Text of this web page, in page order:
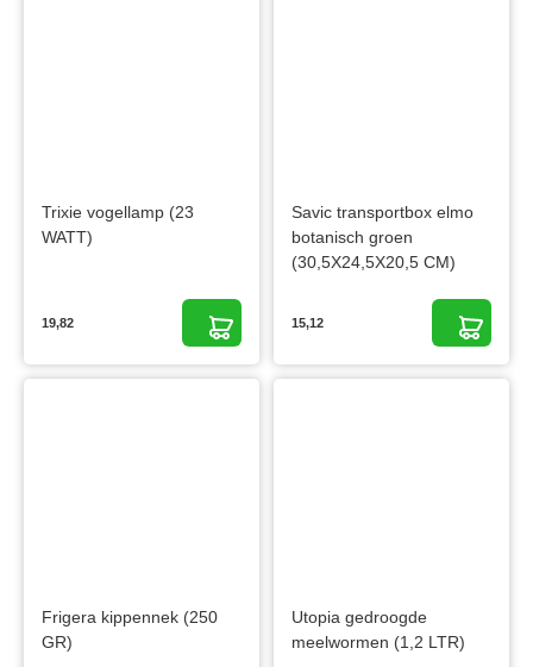
Trixie vogellamp (23
WATT)
19,82
Savic transportbox elmo
botanisch groen
(30,5X24,5X20,5 CM)
15,12
Frigera kippennek (250
GR)
Utopia gedroogde
meelwormen (1,2 LTR)